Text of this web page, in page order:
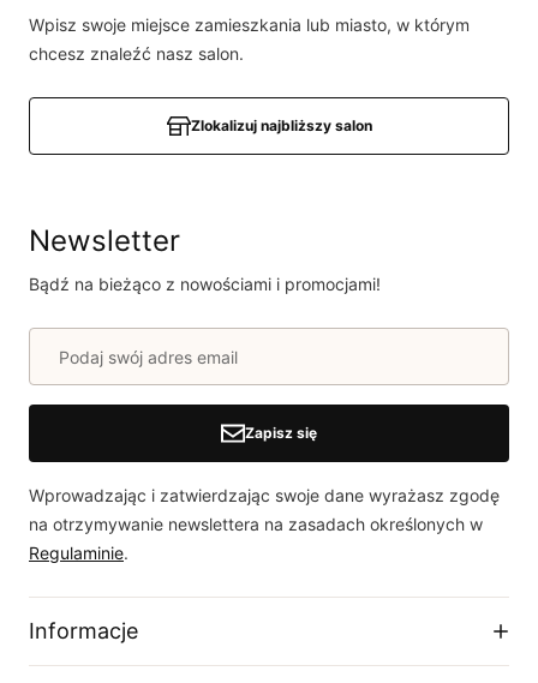
Powiadomienie
Wpisz swoje miejsce zamieszkania lub miasto, w którym
chcesz znaleźć nasz salon.
Zlokalizuj najbliższy salon
Newsletter
Bądź na bieżąco z nowościami i promocjami!
Zapisz się
Wprowadzając i zatwierdzając swoje dane wyrażasz zgodę
na otrzymywanie newslettera na zasadach określonych w
Regulaminie.
Informacje